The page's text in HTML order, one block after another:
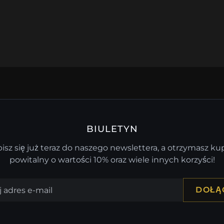
BIULETYN
się już teraz do naszego newslettera, a otrzymasz
powitalny o wartości 10% oraz wiele innych korzyści!